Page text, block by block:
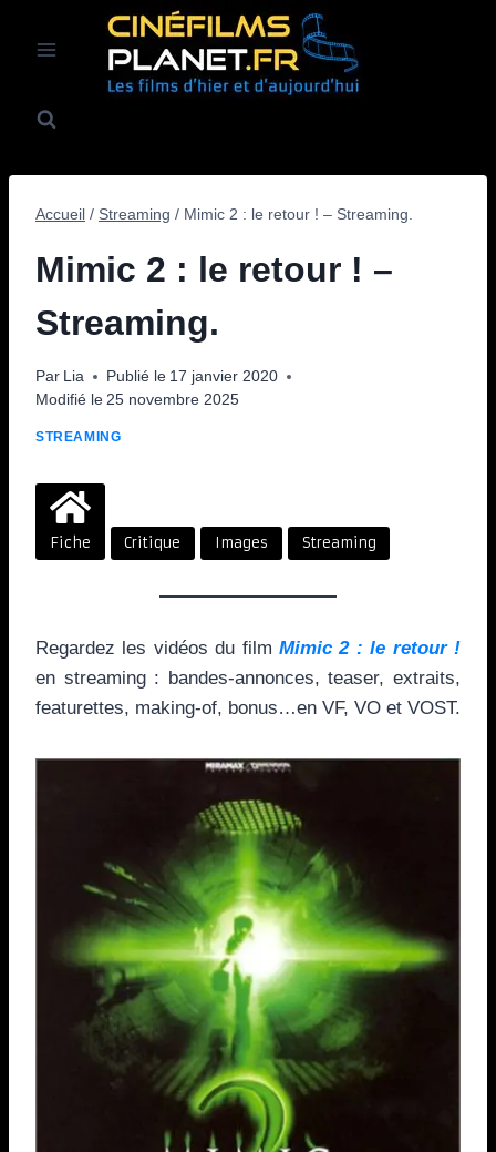
Accueil / Streaming / Mimic 2 : le retour ! – Streaming.
Mimic 2 : le retour ! –
Streaming.
Par Lia Publié le 17 janvier 2020
Modifié le 25 novembre 2025
STREAMING
Fiche Critique Images Streaming
Regardez les vidéos du film Mimic 2 : le retour !
en streaming : bandes-annonces, teaser, extraits,
featurettes, making-of, bonus…en VF, VO et VOST.